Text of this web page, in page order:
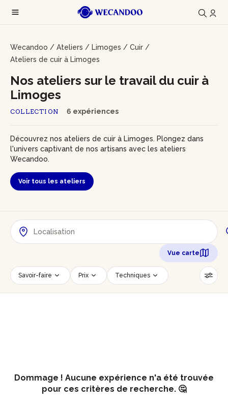
Wecandoo / Ateliers / Limoges / Cuir /
Ateliers de cuir à Limoges
COLLECTION 6 expériences
Nos ateliers sur le travail du cuir à
Limoges
Découvrez nos ateliers de cuir à Limoges. Plongez dans
l'univers captivant de nos artisans avec les ateliers
Wecandoo.
Voir tous les ateliers
Vue carte
Savoir-faire Prix Techniques
Date Créneau horaire
Dommage ! Aucune expérience n'a été trouvée
pour ces critères de recherche. 🤔